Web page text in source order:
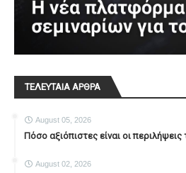
ΤΕΛΕΥΤΑΙΑ ΑΡΘΡΑ
August 05, 2026
Πόσο αξιόπιστες είναι οι περιλήψεις
August 02, 2026